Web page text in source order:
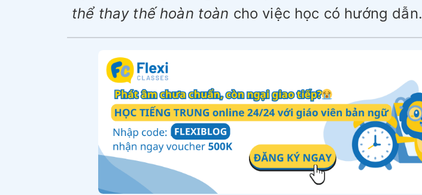
thể thay thế hoàn toàn cho việc học có hướng dẫn.